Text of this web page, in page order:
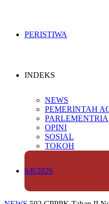
PERISTIWA
INDEKS
NEWS
PEMERINTAH
PARLEMENTRIA
OPINI
SOSIAL
TOKOH
6/8/2026